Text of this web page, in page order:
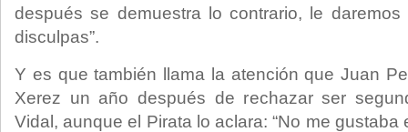
después se demuestra lo contrario, le
disculpas”.
Y es que también llama la atención que Juan
Xerez un año después de rechazar ser
Vidal, aunque el Pirata lo aclara: “No me